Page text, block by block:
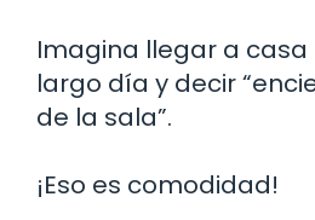
Imagina llegar a casa
largo día y decir
de la sala”.
¡Eso es comodidad!